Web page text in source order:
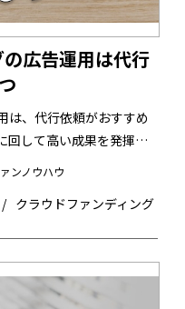
広告運用は代行
は、代行依頼がおすすめ
回して高い成果を発揮す
要不可欠であるからで
業務に集中するために
運用は代行依頼がおすす
ンの広告運用を代行依頼
ンノウハウ
クラウドファンディング